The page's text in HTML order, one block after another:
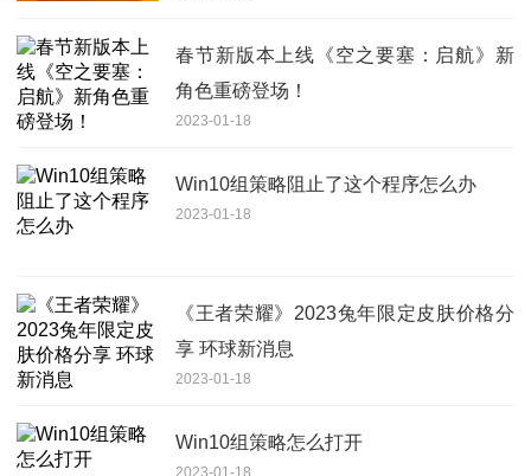
春节新版本上线《空之要塞：启航》新
角色重磅登场！
2023-01-18
Win10组策略阻止了这个程序怎么办
2023-01-18
《王者荣耀》2023兔年限定皮肤价格分
享 环球新消息
2023-01-18
Win10组策略怎么打开
2023-01-18